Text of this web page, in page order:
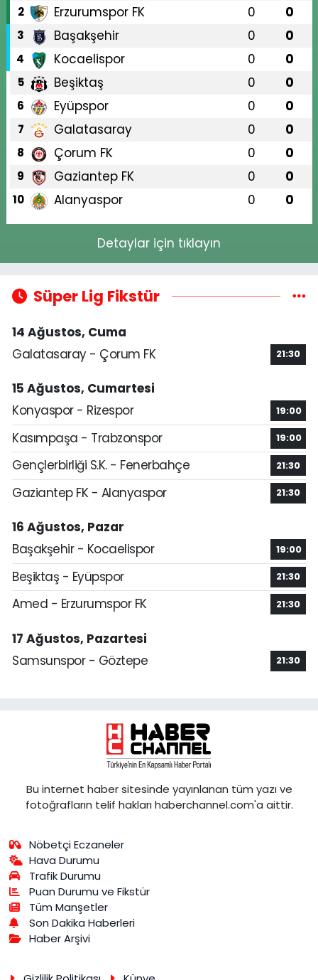
2 Erzurumspor FK 0 0
3 Başakşehir 0 0
4 Kocaelispor 0 0
5 Beşiktaş 0 0
6 Eyüpspor 0 0
7 Galatasaray 0 0
8 Çorum FK 0 0
9 Gaziantep FK 0 0
10 Alanyaspor 0 0
Detaylar için tıklayın
Süper Lig Fikstür
14 Ağustos, Cuma
Galatasaray - Çorum FK
21:30
15 Ağustos, Cumartesi
Konyaspor - Rizespor
19:00
Kasımpaşa - Trabzonspor 19:00
Gençlerbirliği S.K. - Fenerbahçe 21:30
Gaziantep FK - Alanyaspor 21:30
16 Ağustos, Pazar
Başakşehir - Kocaelispor
19:00
Beşiktaş - Eyüpspor 21:30
Amed - Erzurumspor FK 21:30
17 Ağustos, Pazartesi
Samsunspor - Göztepe
21:30
Bu internet haber sitesinde yayınlanan tüm yazı ve
fotoğrafların telif hakları haberchannel.com'a aittir.
Nöbetçi Eczaneler
Hava Durumu
Trafik Durumu
Puan Durumu ve Fikstür
Tüm Manşetler
Son Dakika Haberleri
Haber Arşivi